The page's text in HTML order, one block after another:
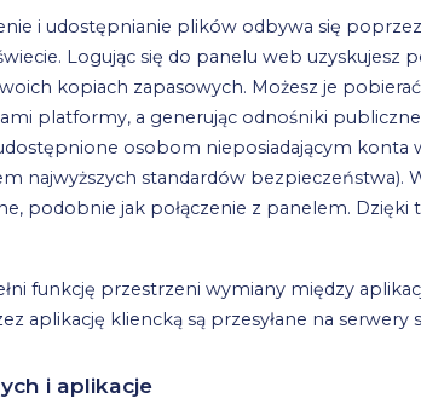
i udostępnianie plików odbywa się
Logując się do panelu web uzyskujesz
kopiach zapasowych. Możesz je
platformy, a generując odnośniki
osobom nieposiadającym konta
najwyższych standardów bezpieczeństwa).
podobnie jak połączenie z panelem.
funkcję przestrzeni wymiany między
aplikację kliencką są przesyłane na serwery
i aplikacje